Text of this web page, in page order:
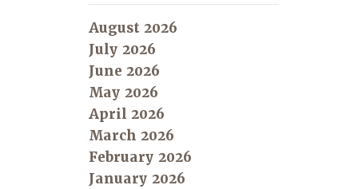
August 2026
July 2026
June 2026
May 2026
April 2026
March 2026
February 2026
January 2026